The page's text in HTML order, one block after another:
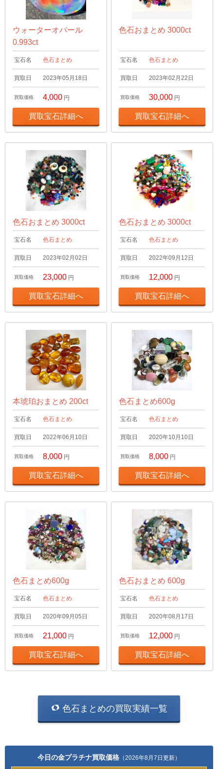
ウォーターオパール
0.993ct
宝石名 色石まとめ
買取日 2023年05月18日
買取価格 4,000 円
買取宝石詳細へ
色石おまとめ 3000ct
宝石名 色石まとめ
買取日 2023年02月22日
買取価格 30,000 円
買取宝石詳細へ
色石おまとめ 3000ct
宝石名 色石まとめ
買取日 2023年02月02日
買取価格 23,000 円
買取宝石詳細へ
色石おまとめ 3000ct
宝石名 色石まとめ
買取日 2022年09月12日
買取価格 12,000 円
買取宝石詳細へ
本琥珀おまとめ 200ct
宝石名 色石まとめ
買取日 2022年06月10日
買取価格 8,000 円
買取宝石詳細へ
色石まとめ600g
宝石名 色石まとめ
買取日 2020年10月10日
買取価格 8,000 円
買取宝石詳細へ
色石まとめ600g
宝石名 色石まとめ
買取日 2020年09月05日
買取価格 21,000 円
買取宝石詳細へ
色石おまとめ 600g
宝石名 色石まとめ
買取日 2020年08月17日
買取価格 12,000 円
買取宝石詳細へ
色石まとめの買取実績一覧
今日の金プラチナ買取価格 （2026年8月7日更新）